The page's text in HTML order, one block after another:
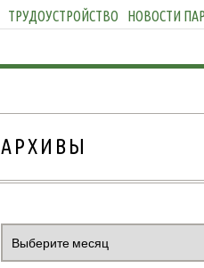
ТРУДОУСТРОЙСТВО
НОВОСТИ
АРХИВЫ